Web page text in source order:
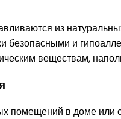
из
безопасными и
веществам,
помещений в доме или